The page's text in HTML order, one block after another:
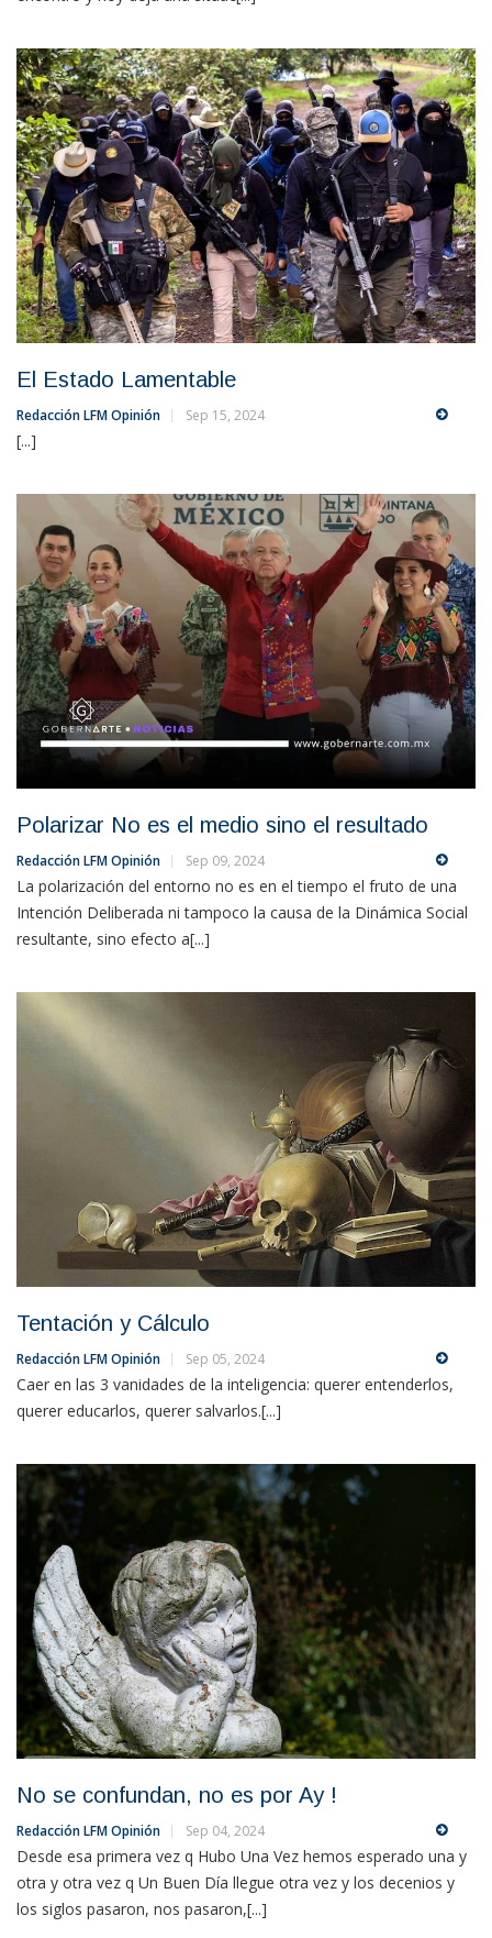
El Estado Lamentable
Redacción LFM Opinión Sep 15, 2024
[...]
Polarizar No es el medio sino el resultado
Redacción LFM Opinión Sep 09, 2024
La polarización del entorno no es en el tiempo el fruto de una
Intención Deliberada ni tampoco la causa de la Dinámica Social
resultante, sino efecto a[...]
Tentación y Cálculo
Redacción LFM Opinión Sep 05, 2024
Caer en las 3 vanidades de la inteligencia: querer entenderlos,
querer educarlos, querer salvarlos.[...]
No se confundan, no es por Ay !
Redacción LFM Opinión Sep 04, 2024
Desde esa primera vez q Hubo Una Vez hemos esperado una y
otra y otra vez q Un Buen Día llegue otra vez y los decenios y
los siglos pasaron, nos pasaron,[...]